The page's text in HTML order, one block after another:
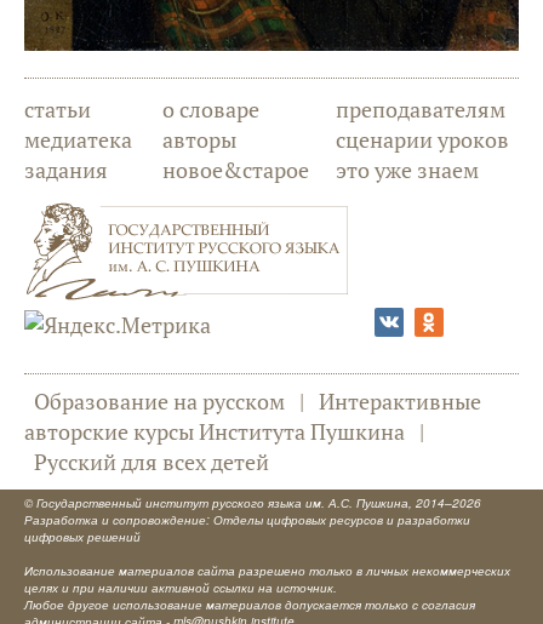
статьи
медиатека
задания
о словаре
авторы
новое&старое
преподавателям
сценарии уроков
это уже знаем
Образование на русском | Интерактивные
авторские курсы Института Пушкина |
Русский для всех детей
© Государственный институт русского языка им. А.С. Пушкина, 2014–2026
Разработка и сопровождение: Отделы цифровых ресурсов и разработки
цифровых решений
Использование материалов сайта разрешено только в личных некоммерческих
целях и при наличии активной ссылки на источник.
Любое другое использование материалов допускается только с согласия